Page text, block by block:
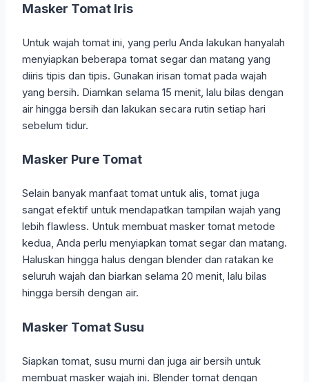
Masker Tomat Iris
Untuk wajah tomat ini, yang perlu Anda lakukan hanyalah
menyiapkan beberapa tomat segar dan matang yang
diiris tipis dan tipis. Gunakan irisan tomat pada wajah
yang bersih. Diamkan selama 15 menit, lalu bilas dengan
air hingga bersih dan lakukan secara rutin setiap hari
sebelum tidur.
Masker Pure Tomat
Selain banyak manfaat tomat untuk alis, tomat juga
sangat efektif untuk mendapatkan tampilan wajah yang
lebih flawless. Untuk membuat masker tomat metode
kedua, Anda perlu menyiapkan tomat segar dan matang.
Haluskan hingga halus dengan blender dan ratakan ke
seluruh wajah dan biarkan selama 20 menit, lalu bilas
hingga bersih dengan air.
Masker Tomat Susu
Siapkan tomat, susu murni dan juga air bersih untuk
membuat masker wajah ini. Blender tomat dengan